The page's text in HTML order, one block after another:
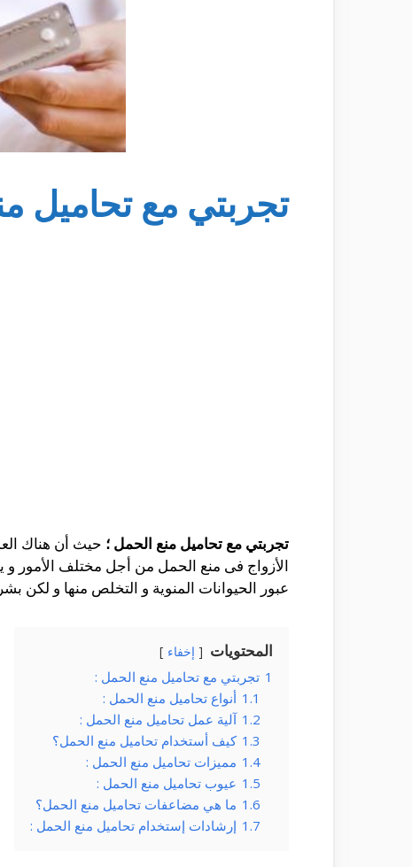
تجربتي مع تحاميل
تجربتي مع تحاميل منع الحمل ؛ حيث أن هناك
الأزواج فى منع الحمل من أجل مختلف الأمور
عبور الحيوانات المنوية و التخلص منها و لكن
المحتويات إخفاء
1 تجربتي مع تحاميل منع الحمل :
1.1 أنواع تحاميل منع الحمل :
1.2 آلية عمل تحاميل منع الحمل :
1.3 كيف أستخدام تحاميل منع الحمل؟
1.4 مميزات تحاميل منع الحمل :
1.5 عيوب تحاميل منع الحمل :
1.6 ما هي مضاعفات تحاميل منع الحمل؟
1.7 إرشادات إستخدام تحاميل منع الحمل :